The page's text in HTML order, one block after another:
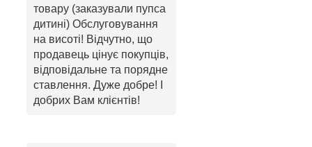
товару (заказували пупса
дитині) Обслуговування
на висоті! Відчутно, що
продавець цінує покупців,
відповідальне та порядне
ставлення. Дуже добре! І
добрих Вам клієнтів!